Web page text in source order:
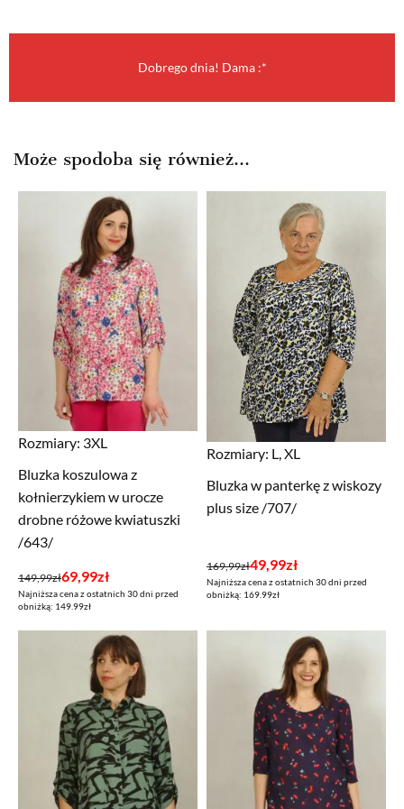
Dobrego dnia! Dama :*
Może spodoba się również…
Rozmiary: 3XL
Bluzka koszulowa z
kołnierzykiem w urocze
drobne różowe kwiatuszki
/643/
149,99zł
Pierwotna
cena
69,99zł
Aktualna
cena
Najniższa cena z ostatnich 30 dni przed
obniżką: 149.99zł
Rozmiary: L, XL
Bluzka w panterkę z wiskozy
plus size /707/
169,99zł
Pierwotna
cena
169,99zł.
49,99zł
Aktualna
cena
49,99zł.
Najniższa cena z ostatnich 30 dni przed
obniżką: 169.99zł